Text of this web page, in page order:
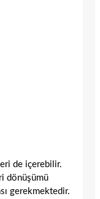
de içerebilir.
dönüşümü
gerekmektedir.